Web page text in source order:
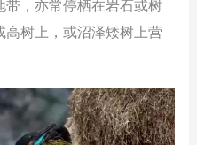
，亦常停栖在岩石或树
树上，或沼泽矮树上营